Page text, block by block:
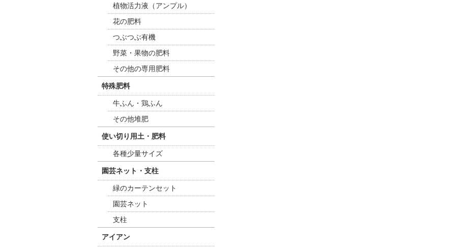
植物活力液（アンプル）
花の肥料
つぶつぶ有機
野菜・果物の肥料
その他の専用肥料
特殊肥料
牛ふん・鶏ふん
その他堆肥
使い切り用土・肥料
各種少量サイズ
園芸ネット・支柱
緑のカーテンセット
園芸ネット
支柱
アイアン